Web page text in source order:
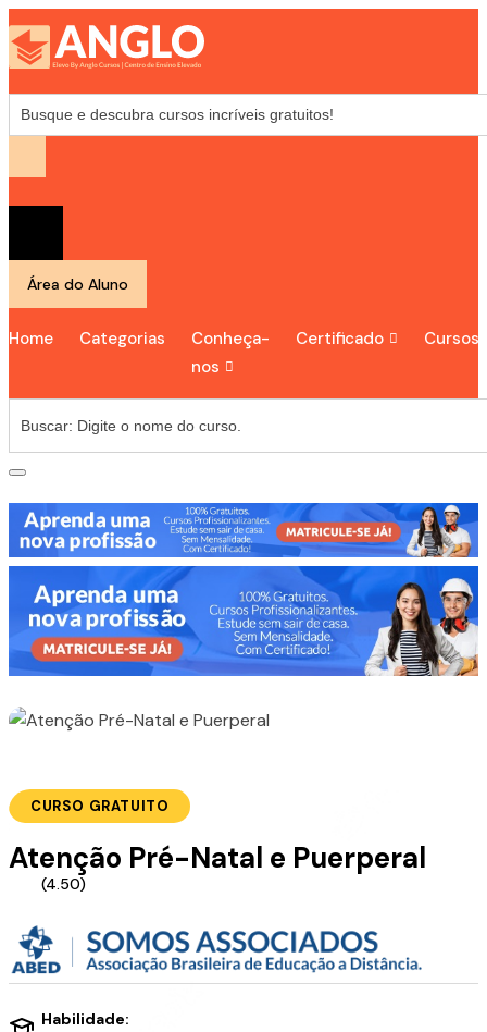
Área do Aluno
Home Categorias
Conheça-
nos
Certificado Cursos
CURSO GRATUITO
Atenção Pré-Natal e Puerperal
(4.50)
Habilidade: